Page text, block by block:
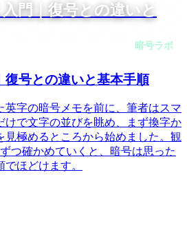
門｜復号との違いと
暗号ラボ
復号との違いと基本手順
英字の暗号メモを前に、筆者はスマ
けで文字の並びを眺め、まず換字か
見極めるところから始めました。観
つ確かめていくと、暗号は思った
ほどけます。